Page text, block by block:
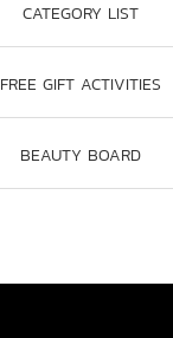
CATEGORY LIST
FREE GIFT ACTIVITIES
BEAUTY BOARD